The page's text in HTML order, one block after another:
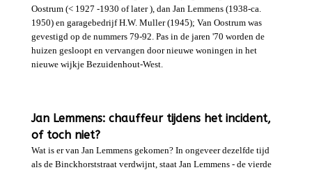
Oostrum (< 1927 -1930 of later ), dan Jan Lemmens (1938-ca.
1950) en garagebedrijf H.W. Muller (1945); Van Oostrum was
gevestigd op de nummers 79-92. Pas in de jaren '70 worden de
huizen gesloopt en vervangen door nieuwe woningen in het
nieuwe wijkje Bezuidenhout-West.
Jan Lemmens: chauffeur tijdens het incident,
of toch niet?
Wat is er van Jan Lemmens gekomen? In ongeveer dezelfde tijd
als de Binckhorststraat verdwijnt, staat Jan Lemmens - de vierde